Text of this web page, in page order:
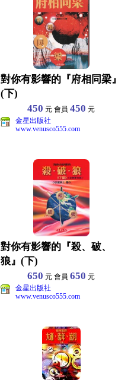
對你有影響的『府相同梁』
(下)
450 元 會員450 元
金星出版社
www.venusco555.com
對你有影響的『殺、破、
狼』(下)
650 元 會員650 元
金星出版社
www.venusco555.com